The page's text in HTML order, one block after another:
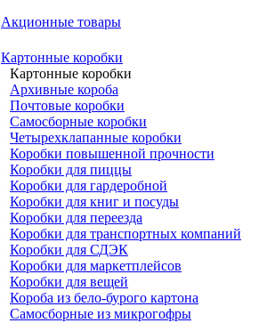
Акционные товары
Картонные коробки
Картонные коробки
Архивные короба
Почтовые коробки
Самосборные коробки
Четырехклапанные коробки
Коробки повышенной прочности
Коробки для пиццы
Коробки для гардеробной
Коробки для книг и посуды
Коробки для переезда
Коробки для транспортных компаний
Коробки для СДЭК
Коробки для маркетплейсов
Коробки для вещей
Короба из бело-бурого картона
Самосборные из микрогофры